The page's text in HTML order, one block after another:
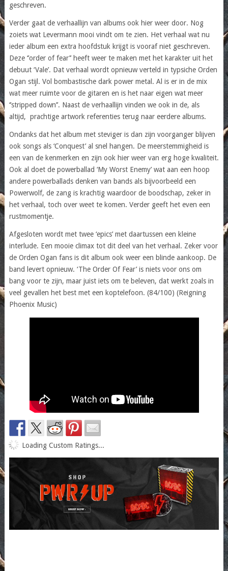
geschreven.
Verder gaat de verhaallijn van albums ook hier weer door. Nog
zoiets wat Levermann mooi vindt om te zien. Het verhaal wat nu
ieder album een extra hoofdstuk krijgt is vooraf niet geschreven.
Deze ‘’order of fear’’ heeft weer te maken met het karakter uit het
debuut ‘Vale’. Dat verhaal wordt opnieuw verteld in typsiche Orden
Ogan stijl. Vol bombastische dark power metal. Al is er in de mix
wat meer ruimte voor de gitaren en is het naar eigen wat meer
‘’stripped down’’. Naast de verhaallijn vinden we ook in de, als
altijd, prachtige artwork referenties terug naar eerdere albums.
Ondanks dat het album met steviger is dan zijn voorganger blijven
ook songs als ‘Conquest’ al snel hangen. De meerstemmigheid is
een van de kenmerken en zijn ook hier weer van erg hoge kwaliteit.
Ook al doet de powerballad ‘My Worst Enemy’ wat aan een hoop
andere powerballads denken van bands als bijvoorbeeld een
Powerwolf, de zang is krachtig waardoor de boodschap, zeker in
het verhaal, toch over weet te komen. Verder geeft het even een
rustmomentje.
Afgesloten wordt met twee ‘epics’ met daartussen een kleine
interlude. Een mooie climax tot dit deel van het verhaal. Zeker voor
de Orden Ogan fans is dit album ook weer een blinde aankoop. De
band levert opnieuw. ‘The Order Of Fear’ is niets voor ons om
bang voor te zijn, maar juist iets om te beleven, dat werkt zoals in
veel gevallen het best met een koptelefoon. (84/100) (Reigning
Phoenix Music)
Loading Custom Ratings...